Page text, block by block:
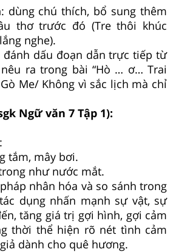
dùng chú thích, bổ sung thêm
thơ trước đó (Tre thôi khúc
nghe).
đánh dấu đoạn dẫn trực tiếp từ
ra trong bài “Hò … ơ… Trai
Me/ Không vì sắc lịch mà chỉ
Ngữ văn 7 Tập 1):
tắm, mây bơi.
như nước mắt.
nhân hóa và so sánh trong
dụng nhấn mạnh sự vật, sự
tăng giá trị gợi hình, gợi cảm
thời thể hiện rõ nét tình cảm
dành cho quê hương.